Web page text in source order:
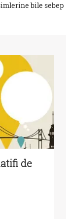
bile sebep
de